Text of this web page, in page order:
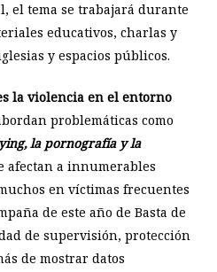
el tema se trabajará durante
educativos, charlas y
y espacios públicos.
la violencia en el entorno
problemáticas como
la pornografía y la
afectan a innumerables
en víctimas frecuentes
de este año de Basta de
de supervisión, protección
de mostrar datos